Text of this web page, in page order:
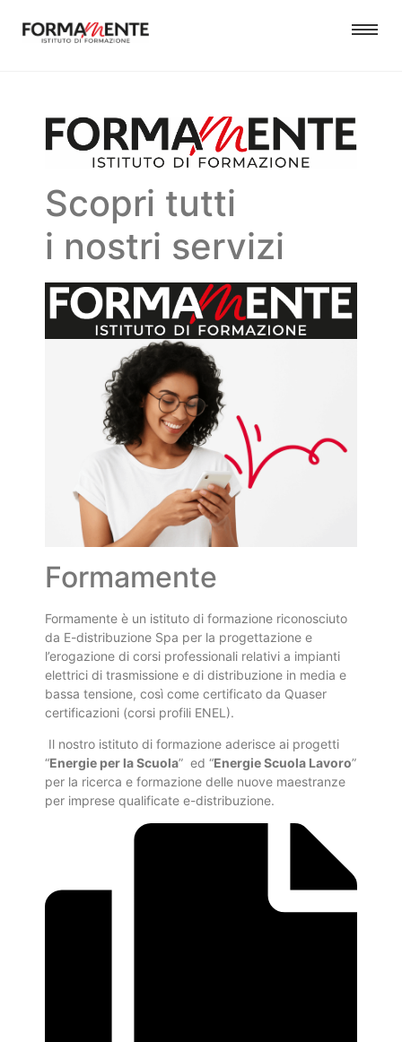
Scopri tutti
i nostri servizi
Formamente
Formamente è un istituto di formazione riconosciuto
da E-distribuzione Spa per la progettazione e
l’erogazione di corsi professionali relativi a impianti
elettrici di trasmissione e di distribuzione in media e
bassa tensione, così come certificato da Quaser
certificazioni (corsi profili ENEL).
Il nostro istituto di formazione aderisce ai progetti
“Energie per la Scuola” ed “Energie Scuola Lavoro”
per la ricerca e formazione delle nuove maestranze
per imprese qualificate e-distribuzione.